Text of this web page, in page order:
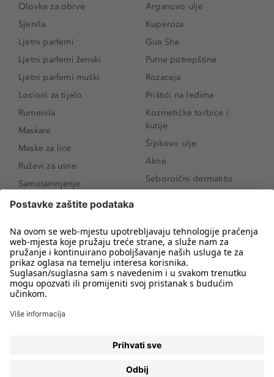
Olovke za obrve
Sjenila
Ljetni parfemi
Ljetni parfemi ženski
Ljetni parfemi muški
Losioni za tijelo
Rumenila
Maskare
Maske za lice
Ruževi za usne
Samotamnjenje
Puderi
Proizvodi za obrve
Sunce i zaštita
Serumi za lice
Proizvodi za čišćenje lica
Arganovo ulje
Kuperoza
Gua Sha
Putne potrepštine
Rozaceja
Prištići na leđima
Kozmetičke torbice i
kutije
Šipkovo ulje
Akne
Seboroični dermatitis
Novo
Koji mi parfem
odgovara?
Kako našminkati oči da
Kako ukloniti mitesere